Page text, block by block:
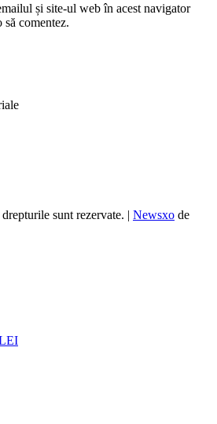
și site-ul web în acest navigator
comentez.
sunt rezervate. | Newsxo de